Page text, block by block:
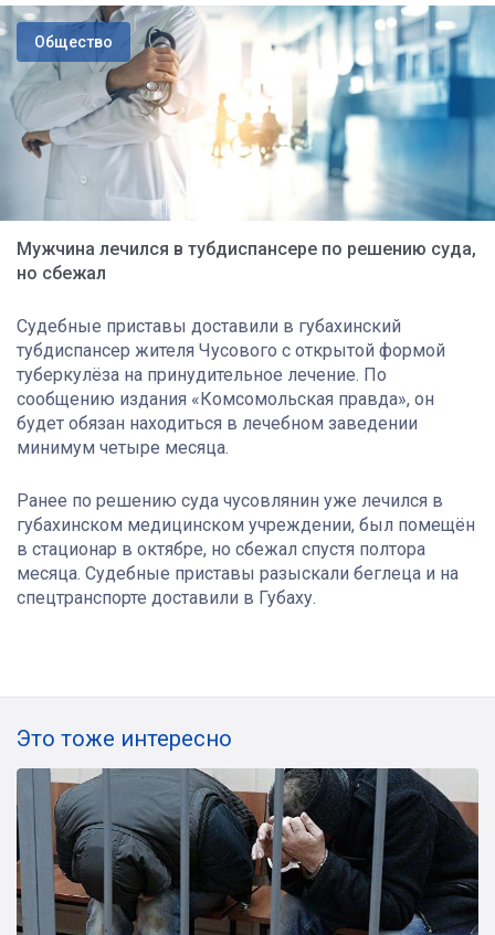
Общество
Мужчина лечился в тубдиспансере по решению суда,
но сбежал
Судебные приставы доставили в губахинский
тубдиспансер жителя Чусового с открытой формой
туберкулёза на принудительное лечение. По
сообщению издания «Комсомольская правда», он
будет обязан находиться в лечебном заведении
минимум четыре месяца.
Ранее по решению суда чусовлянин уже лечился в
губахинском медицинском учреждении, был помещён
в стационар в октябре, но сбежал спустя полтора
месяца. Судебные приставы разыскали беглеца и на
спецтранспорте доставили в Губаху.
Это тоже интересно